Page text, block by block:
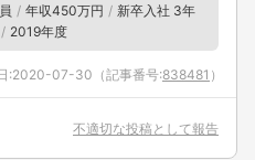
年収450万円
新卒入社 3年
2019年度
:2020-07-30 （記事番号:838481 ）
不適切な投稿として報告